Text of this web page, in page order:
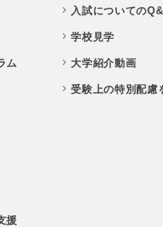
ム
援
入試についての
学校見学
大学紹介動画
受験上の特別配慮